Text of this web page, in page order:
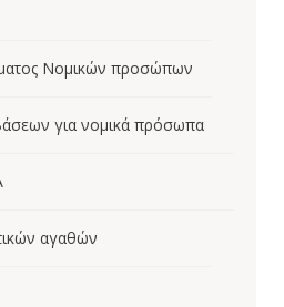
Νομικών προσώπων
για νομικά πρόσωπα
αγαθών